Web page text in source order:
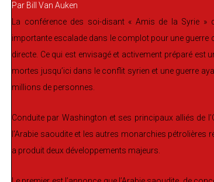
Par Bill Van Auken
La conférence des soi-disant « Amis de la Syrie »
importante escalade dans le complot pour une guerre
directe. Ce qui est envisagé et activement préparé
mortes jusqu’ici dans le conflit syrien et une guerre
millions de personnes.
Conduite par Washington et ses principaux alliés de
l’Arabie saoudite et les autres monarchies
a produit deux développements majeurs.